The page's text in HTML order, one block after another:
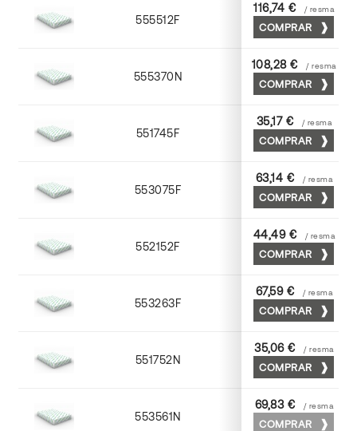
555512F 72 x 102
116,74 € / resma
COMPRAR
555370N 70 x 100
108,28 € / resma
COMPRAR
551745F 45 x 64
35,17 € / resma
COMPRAR
553075F 75 x 53
63,14 € / resma
COMPRAR
552152F 52 x 70
44,49 € / resma
COMPRAR
553263F 63 x 88
67,59 € / resma
COMPRAR
551752N 52 x 70
35,06 € / resma
COMPRAR
553561N 63 x 88
69,83 € / resma
COMPRAR